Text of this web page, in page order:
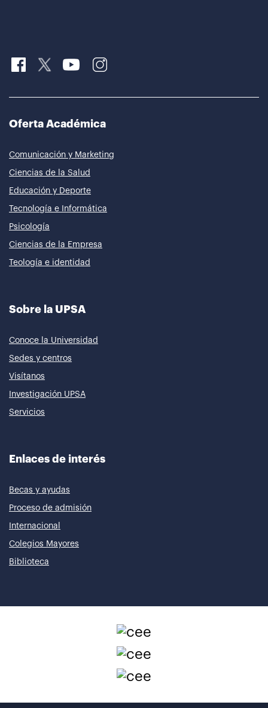
Oferta Académica
Comunicación y Marketing
Ciencias de la Salud
Educación y Deporte
Tecnología e Informática
Psicología
Ciencias de la Empresa
Teología e identidad
Sobre la UPSA
Conoce la Universidad
Sedes y centros
Visítanos
Investigación UPSA
Servicios
Enlaces de interés
Becas y ayudas
Proceso de admisión
Internacional
Colegios Mayores
Biblioteca